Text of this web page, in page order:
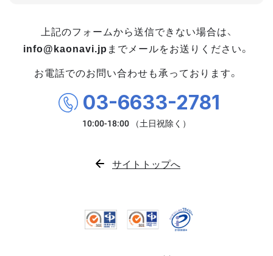
上記のフォームから送信できない場合は、
info@kaonavi.jp までメールをお送りください。
お電話でのお問い合わせも承っております。
03-6633-2781
サイトトップへ